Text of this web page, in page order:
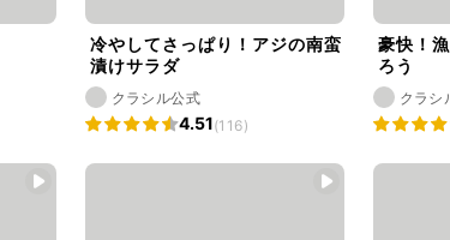
冷やしてさっぱり！アジの南蛮
漬けサラダ
クラシル公式
4.51(116)
豪快！
ろう
クラシ